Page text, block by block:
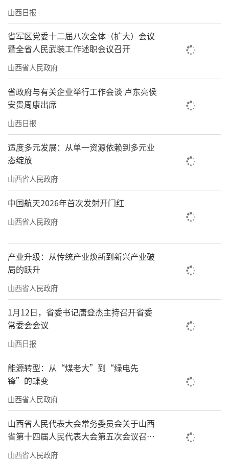
山西日报
省军区党委十二届八次全体（扩大）会议
暨全省人民武装工作述职会议召开
山西省人民政府
省政府与有关企业举行工作会谈 卢东亮侯
安贵周康出席
山西日报
适度多元发展：从单一资源依赖到多元业
态绽放
山西省人民政府
中国航天2026年首次发射开门红
山西省人民政府
产业升级：从传统产业焕新到新兴产业破
局的跃升
山西省人民政府
1月12日，省委书记唐登杰主持召开省委
常委会会议
山西日报
能源转型：从“煤老大”到“绿电先
锋”的蝶变
山西省人民政府
山西省人民代表大会常务委员会关于山西
省第十四届人民代表大会第五次会议召开
时间的决定
山西省人民政府